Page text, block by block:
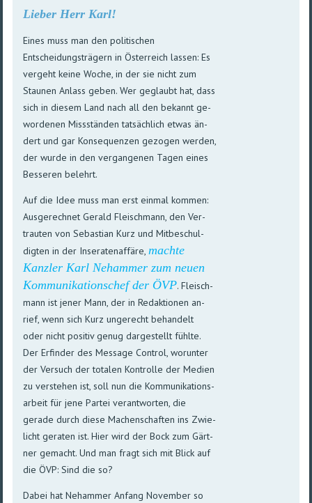
Lieber Herr Karl!
Eines muss man den politischen
Entscheidungs­trägern in Öster­reich las­sen: Es
ver­geht keine Woche, in der sie nicht zum
Stau­nen An­lass geben. Wer ge­glaubt hat, dass
sich in die­sem Land nach all den be­kannt ge­
wor­denen Miss­stän­den tat­säch­lich etwas än­
dert und gar Kon­se­quen­zen ge­zogen werden,
der wurde in den ver­gan­genen Tagen eines
Bes­seren be­lehrt.
Auf die Idee muss man erst einmal kommen:
Aus­ge­rech­net Gerald Fleisch­mann, den Ver­
trau­ten von Sebas­tian Kurz und Mit­be­schul­
dig­ten in der Inse­raten­af­färe,machte
Kanz­ler Karl Ne­ham­mer zum neuen
Kom­mu­ni­kations­chef der ÖVP. Fleisch­
mann ist jener Mann, der in Re­dak­tionen an­
rief, wenn sich Kurz un­ge­recht be­han­delt
oder nicht po­si­tiv genug dar­ge­stellt fühlte.
Der Er­fin­der des Mes­sage Con­trol, wo­run­ter
der Ver­such der to­ta­len Kon­trol­le der Me­dien
zu ver­ste­hen ist, soll nun die Kom­mu­ni­kations­
ar­beit für jene Par­tei ver­ant­wor­ten, die
gerade durch diese Machen­schaf­ten ins Zwie­
licht ge­ra­ten ist. Hier wird der Bock zum Gärt­
ner ge­macht. Und man fragt sich mit Blick auf
die ÖVP: Sind die so?
Dabei hat Nehammer Anfang November so